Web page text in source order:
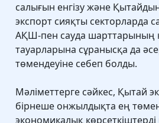
салығын енгізу және
экспорт сияқты секторларда
АҚШ-пен сауда шарттарының
тауарларына сұранысқа да
төмендеуіне себеп болды.
Мәліметтерге сәйкес, Қытай
бірнеше онжылдықта ең
экономикалық